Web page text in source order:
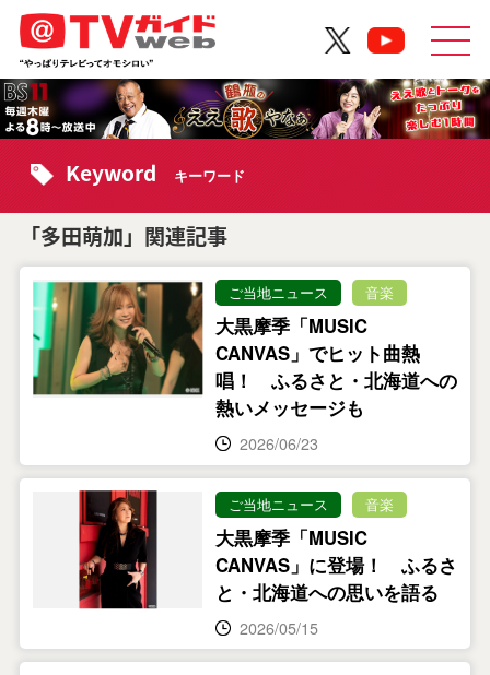
Keyword キーワード
「多田萌加」関連記事
ご当地ニュース 音楽
大黒摩季「MUSIC
CANVAS」でヒット曲熱
唱！ ふるさと・北海道への
熱いメッセージも
2026/06/23
ご当地ニュース 音楽
大黒摩季「MUSIC
CANVAS」に登場！ ふるさ
と・北海道への思いを語る
2026/05/15